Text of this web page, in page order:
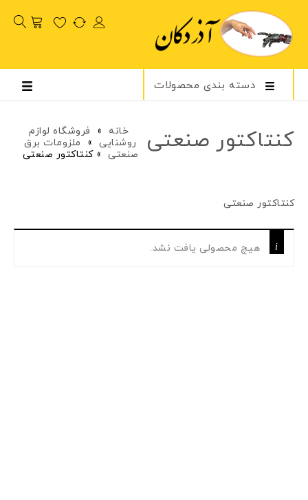
دسته بندی محصولات
کنتاکتور صنعتی خانه »
فروشگاه لوازم
روشنایی »
ملزومات برق
صنعتی »کنتاکتور صنعتی
کنتاکتور صنعتی
هیچ محصولی یافت نشد.